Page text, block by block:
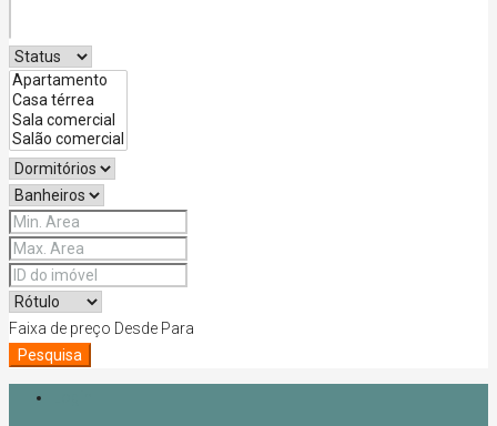
Faixa de preço Desde Para
Pesquisa